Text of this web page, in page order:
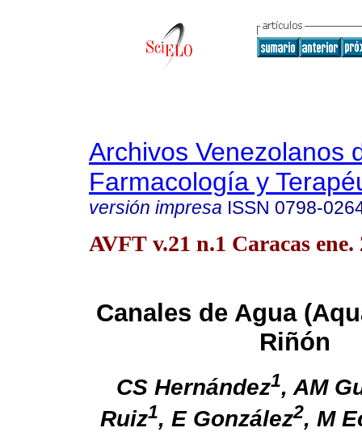
Archivos Venezolanos
Farmacología y
versión impresa ISSN 0798-
AVFT v.21 n.1 Caracas ene.
Canales de Agua
Riñón
CS Hernández1, AM
Ruiz1, E González2, M